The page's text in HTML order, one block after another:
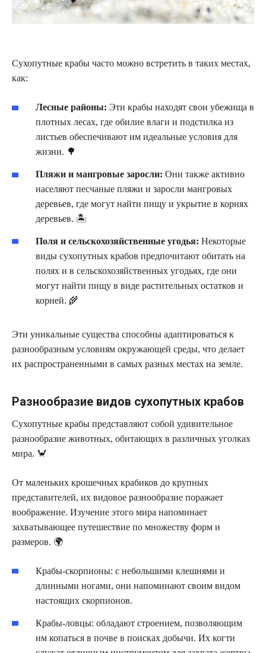
Сухопутные крабы часто можно встретить в таких местах,
как:
Лесные районы: Эти крабы находят свои убежища в
плотных лесах, где обилие влаги и подстилка из
листьев обеспечивают им идеальные условия для
жизни. 🌳
Пляжи и мангровые заросли: Они также активно
населяют песчаные пляжи и заросли мангровых
деревьев, где могут найти пищу и укрытие в корнях
деревьев. 🏝️
Поля и сельскохозяйственные угодья: Некоторые
виды сухопутных крабов предпочитают обитать на
полях и в сельскохозяйственных угодьях, где они
могут найти пищу в виде растительных остатков и
корней. 🌾
Эти уникальные существа способны адаптироваться к
разнообразным условиям окружающей среды, что делает
их распространенными в самых разных местах на земле.
Разнообразие видов сухопутных крабов
Сухопутные крабы представляют собой удивительное
разнообразие животных, обитающих в различных уголках
мира. 🦀
От маленьких крошечных крабиков до крупных
представителей, их видовое разнообразие поражает
воображение. Изучение этого мира напоминает
захватывающее путешествие по множеству форм и
размеров. 🌍
Крабы-скорпионы: с небольшими клешнями и
длинными ногами, они напоминают своим видом
настоящих скорпионов.
Крабы-ловцы: обладают строением, позволяющим
им копаться в почве в поисках добычи. Их когти